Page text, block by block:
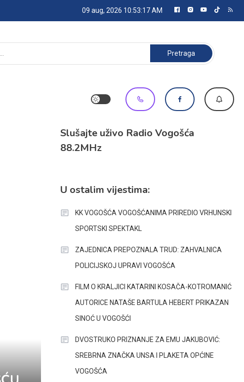
09 aug, 2026 10:53:17 AM
Pretraga:
Slušajte uživo Radio Vogošća
88.2MHz
U ostalim vijestima:
KK VOGOŠĆA VOGOŠĆANIMA PRIREDIO VRHUNSKI
SPORTSKI SPEKTAKL
ZAJEDNICA PREPOZNALA TRUD: ZAHVALNICA
POLICIJSKOJ UPRAVI VOGOŠĆA
FILM O KRALJICI KATARINI KOSAČA-KOTROMANIĆ
AUTORICE NATAŠE BARTULA HEBERT PRIKAZAN
SINOĆ U VOGOŠĆI
DVOSTRUKO PRIZNANJE ZA EMU JAKUBOVIĆ:
SREBRNA ZNAČKA UNSA I PLAKETA OPĆINE
VOGOŠĆA